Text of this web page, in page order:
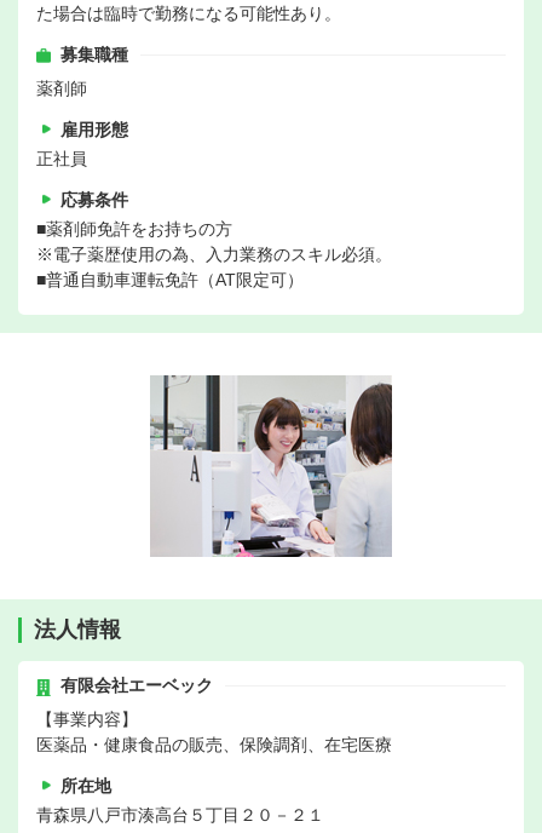
た場合は臨時で勤務になる可能性あり。
募集職種
薬剤師
雇用形態
正社員
応募条件
■薬剤師免許をお持ちの方
※電子薬歴使用の為、入力業務のスキル必須。
■普通自動車運転免許（AT限定可）
法人情報
有限会社エーベック
【事業内容】
医薬品・健康食品の販売、保険調剤、在宅医療
所在地
青森県八戸市湊高台５丁目２０－２１